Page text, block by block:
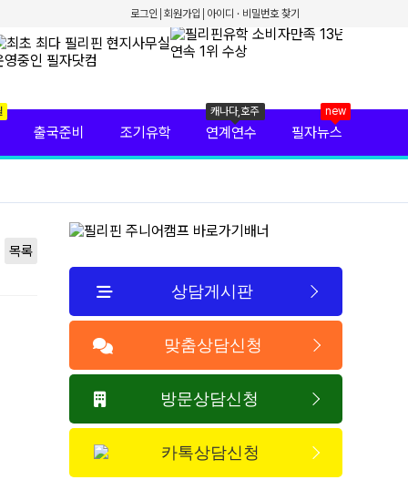
로그인 회원가입 아이디 · 비밀번호 찾기
출국준비 조기유학
캐나다,호주
연계연수
new
필자뉴스
목록
상담게시판
맞춤상담신청
방문상담신청
카톡상담신청